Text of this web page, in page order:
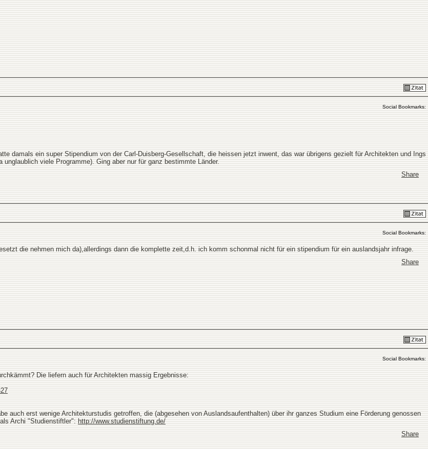
Social Bookmarks:
damals ein super Stipendium von der Carl-Duisberg-Gesellschaft, die heissen jetzt inwent, das war übrigens gezielt für Architekten und Ings
viele Programme). Ging aber nur für ganz bestimmte Länder.
Share
Social Bookmarks:
die nehmen mich da),allerdings dann die komplette zeit,d.h. ich komm schonmal nicht für ein stipendium für ein auslandsjahr infrage.
Share
Social Bookmarks:
Die liefern auch für Architekten massig Ergebnisse:
auch erst wenige Architekturstudis getroffen, die (abgesehen von Auslandsaufenthalten) über ihr ganzes Studium eine Förderung genossen
Archi "Studienstiftler": http://www.studienstiftung.de/
Share